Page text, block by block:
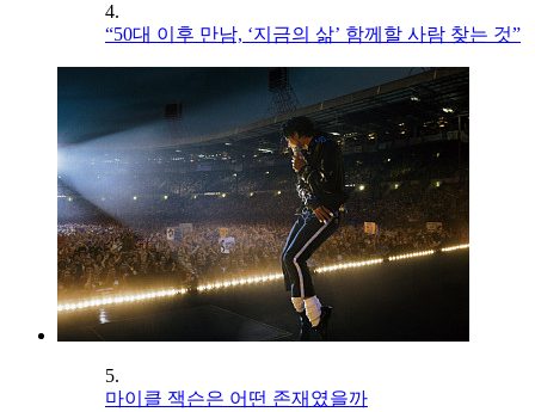
4.
“50대 이후 만남, ‘지금의 삶’ 함께할 사람 찾는 것”
5.
마이클 잭슨은 어떤 존재였을까